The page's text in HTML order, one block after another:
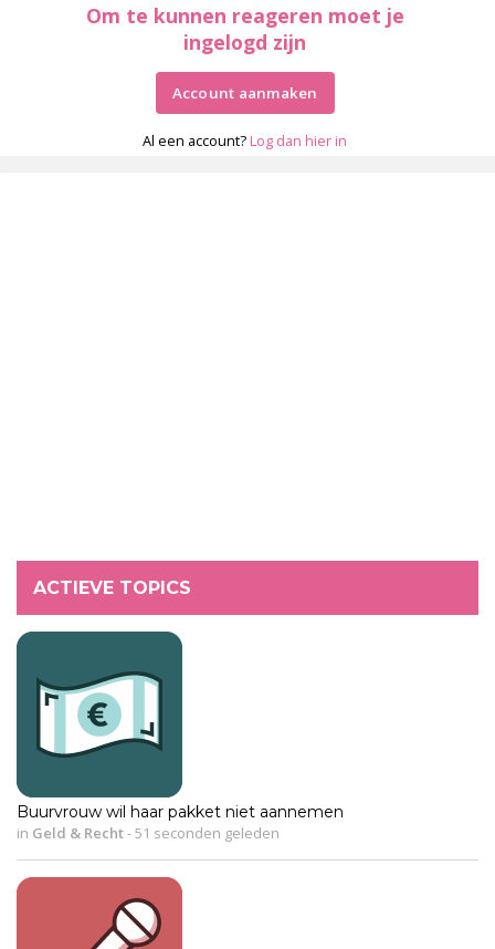
Om te kunnen reageren moet je
ingelogd zijn
Account aanmaken
Al een account? Log dan hier in
ACTIEVE TOPICS
Buurvrouw wil haar pakket niet aannemen
in Geld & Recht-51 seconden geleden